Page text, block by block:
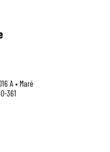
A • Maré
361